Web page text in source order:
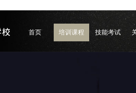
首页 培训课程 技能考试